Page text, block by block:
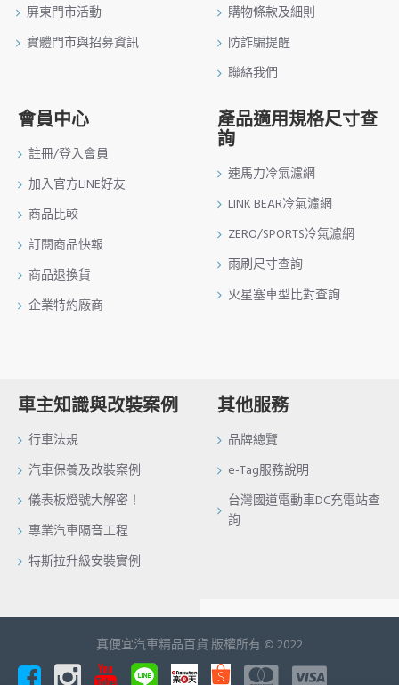
屏東門市活動
實體門市與招募資訊
購物條款及細則
防詐騙提醒
聯絡我們
會員中心
註冊/登入會員
加入官方LINE好友
商品比較
訂閱商品快報
商品退換貨
企業特約廠商
產品適用規格尺寸查
詢
速馬力冷氣濾網
LINK BEAR冷氣濾網
ZERO/SPORTS冷氣濾網
雨刷尺寸查詢
火星塞車型比對查詢
車主知識與改裝案例
行車法規
汽車保養及改裝案例
儀表板燈號大解密！
專業汽車隔音工程
特斯拉升級安裝實例
其他服務
品牌總覽
e-Tag服務說明
台灣國道電動車DC充電站查
詢
真便宜汽車精品百貨 版權所有 © 2022